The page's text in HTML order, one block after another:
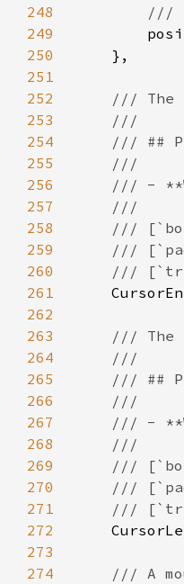
248
249
250
251
252
253
254
255
256
257
258
259
260
261
262
263
264
265
266
267
268
269
270
271
272
273
274